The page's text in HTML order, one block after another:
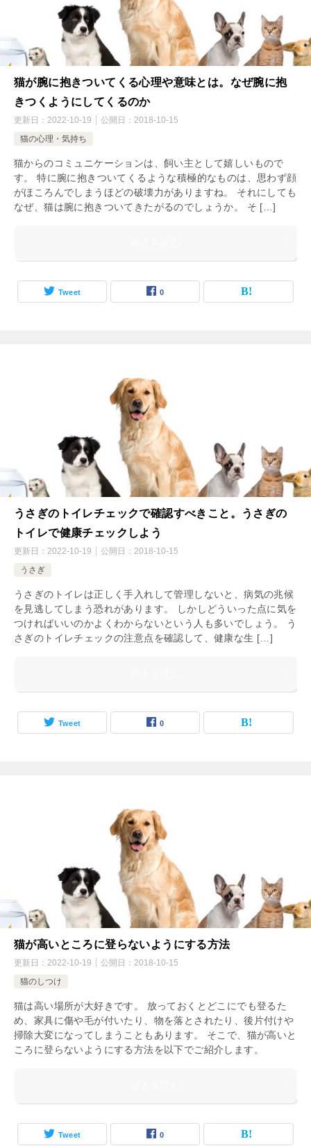
猫が腕に抱きついてくる心理や意味とは。なぜ腕に抱
きつくようにしてくるのか
更新日： 2022-10-19 公開日： 2018-10-15
猫の心理・気持ち
猫からのコミュニケーションは、飼い主として嬉しいもので
す。 特に腕に抱きついてくるような積極的なものは、思わず顔
がほころんでしまうほどの破壊力がありますね。 それにしても
なぜ、猫は腕に抱きついてきたがるのでしょうか。 そ […]
Tweet 0
うさぎのトイレチェックで確認すべきこと。うさぎの
トイレで健康チェックしよう
更新日： 2022-10-19 公開日： 2018-10-15
うさぎ
うさぎのトイレは正しく手入れして管理しないと、病気の兆候
を見逃してしまう恐れがあります。 しかしどういった点に気を
つければいいのかよくわからないという人も多いでしょう。 う
さぎのトイレチェックの注意点を確認して、健康な生 […]
Tweet 0
猫が高いところに登らないようにする方法
更新日： 2022-10-19 公開日： 2018-10-15
猫のしつけ
猫は高い場所が大好きです。 放っておくとどこにでも登るた
め、家具に傷や毛が付いたり、物を落とされたり、後片付けや
掃除大変になってしまうこともあります。 そこで、猫が高いと
ころに登らないようにする方法を以下でご紹介します。
Tweet 0